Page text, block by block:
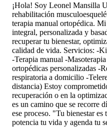
¡Hola! Soy Leonel Mansilla
rehabilitación
terapia manual ortopédica.
integral, personalizada y
recuperar tu bienestar,
calidad de vida. Servicios: -
-Terapia manual -
ortopédicas personalizadas -
respiratoria a domicilio -
distancia) Estoy
recuperación o en la
es un camino que se recorre
ese proceso. "Tu bienestar
potencia tu vida y agenda tu